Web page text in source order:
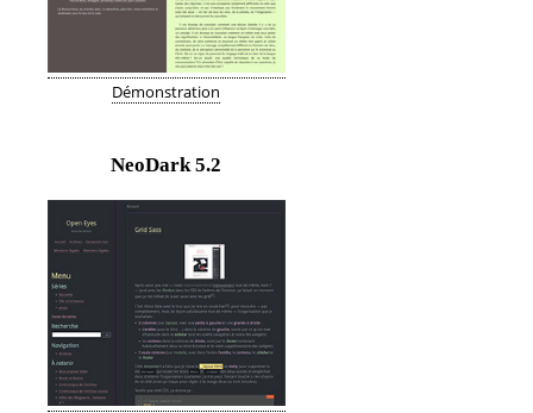
Démonstration
NeoDark5.2